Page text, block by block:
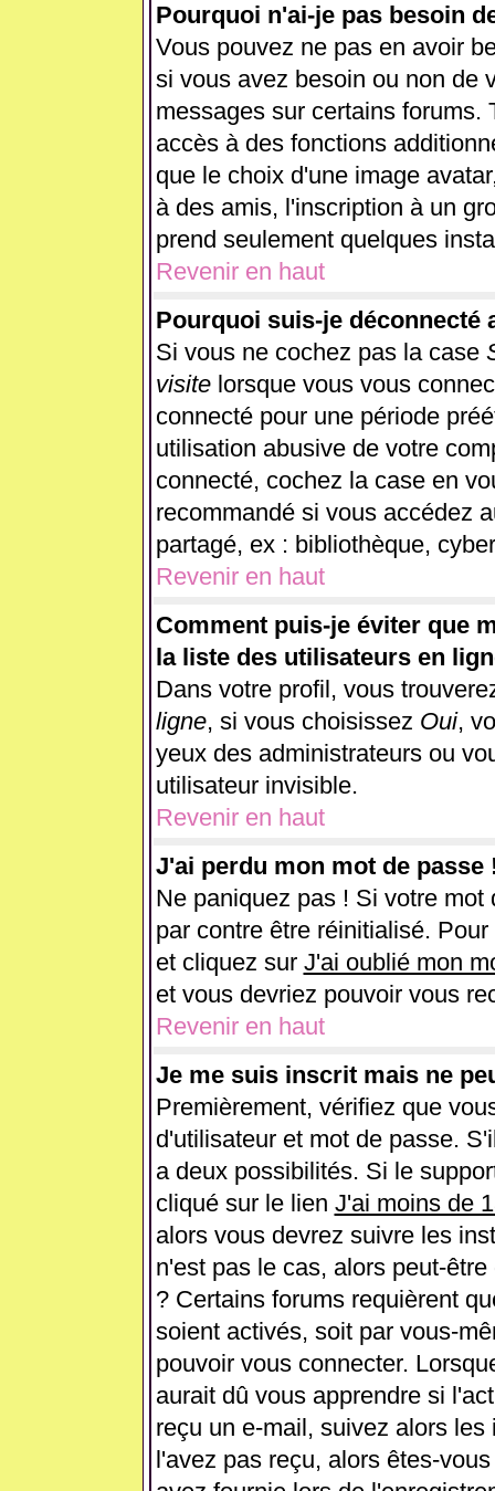
Pourquoi n'ai-je pas besoin
Vous pouvez ne pas en avoir
si vous avez besoin ou non de
messages sur certains forums.
accès à des fonctions
que le choix d'une image
à des amis, l'inscription à un
prend seulement quelques
Revenir en haut
Pourquoi suis-je déconnecté
Si vous ne cochez pas la case
visitelorsque vous vous
connecté pour une période
utilisation abusive de votre
connecté, cochez la case en
recommandé si vous accédez
partagé, ex : bibliothèque,
Revenir en haut
Comment puis-je éviter que
la liste des utilisateurs en
Dans votre profil, vous
ligne, si vous choisissez Oui,
yeux des administrateurs ou
utilisateur invisible.
Revenir en haut
J'ai perdu mon mot de passe
Ne paniquez pas ! Si votre
par contre être réinitialisé.
et cliquez sur J'ai oublié mon
et vous devriez pouvoir vous
Revenir en haut
Je me suis inscrit mais ne
Premièrement, vérifiez que
d'utilisateur et mot de passe.
a deux possibilités. Si le
cliqué sur le lien J'ai moins de
alors vous devrez suivre les
n'est pas le cas, alors peut-
? Certains forums requièrent
soient activés, soit par vous-
pouvoir vous connecter.
aurait dû vous apprendre si
reçu un e-mail, suivez alors
l'avez pas reçu, alors êtes-